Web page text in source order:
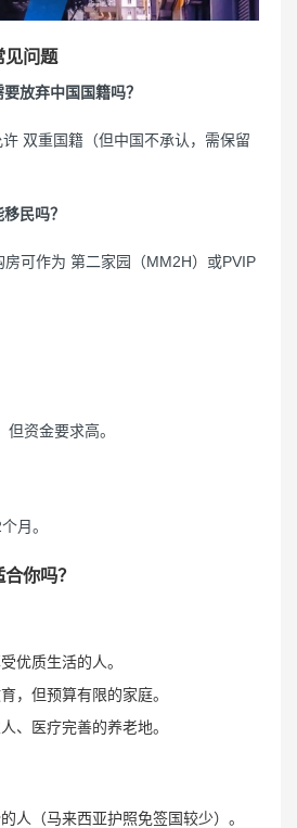
见问题
放弃中国国籍吗？
双重国籍（但中国不承认，需保留
民吗？
可作为 第二家园（MM2H）或PVIP
资金要求高。
月。
你吗？
优质生活的人。
，但预算有限的家庭。
、医疗完善的养老地。
人（马来西亚护照免签国较少）。